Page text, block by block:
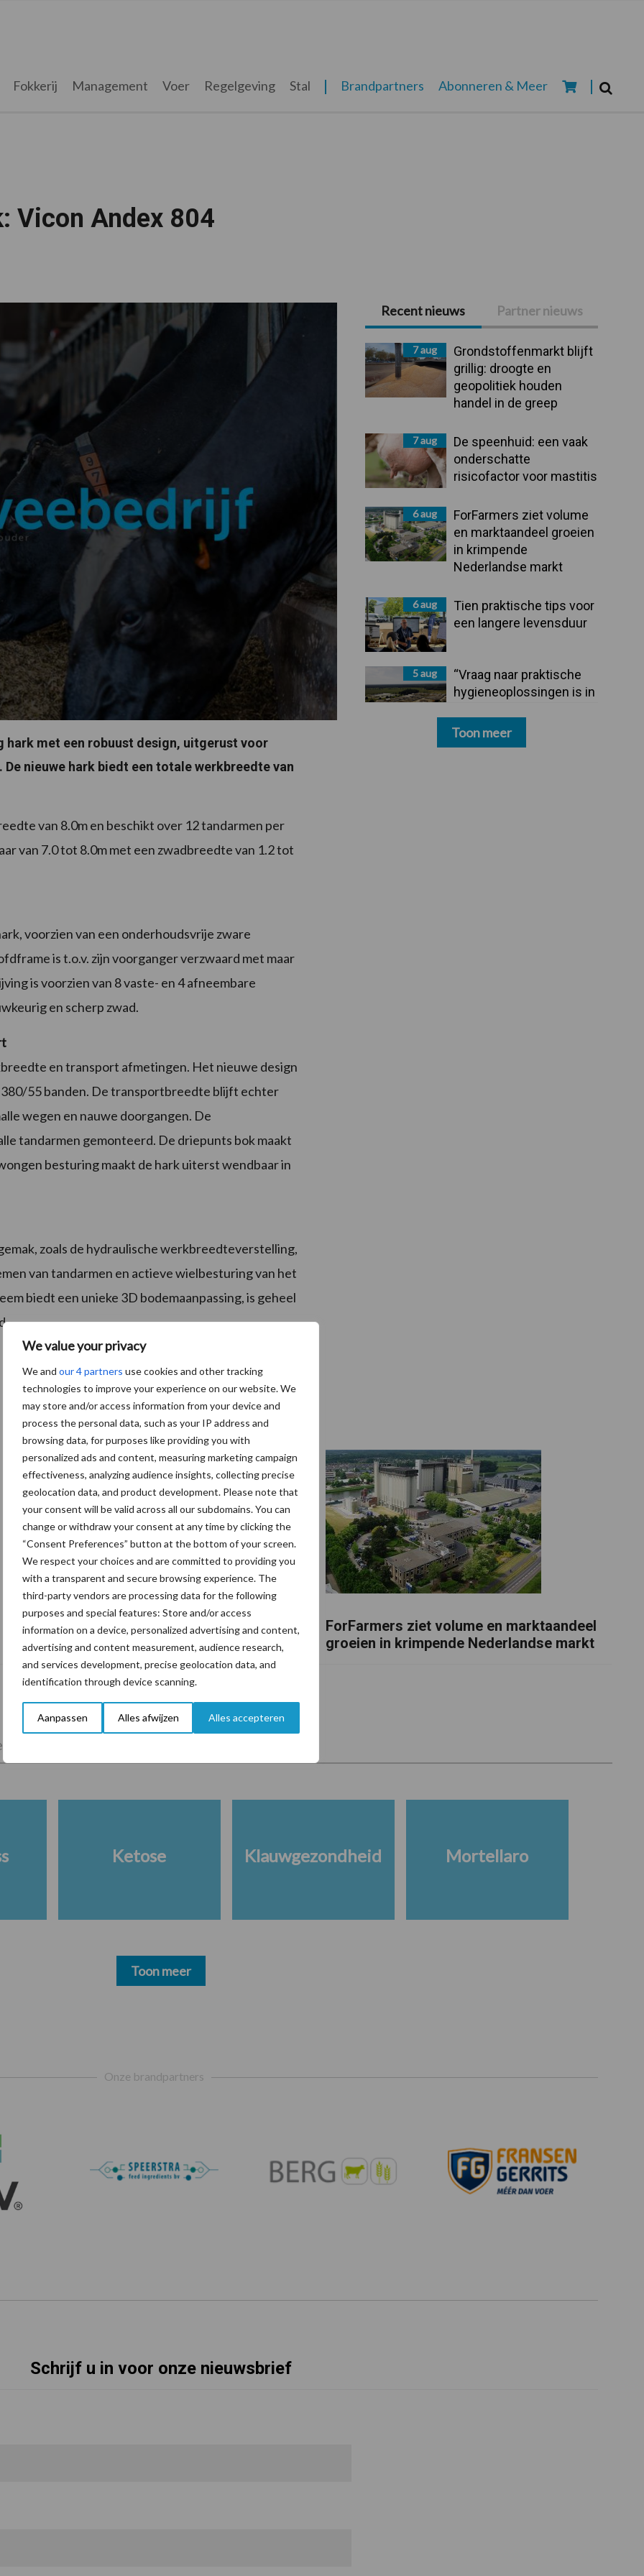
We value your privacy
We and our 4 partners use cookies and other tracking
technologies to improve your experience on our website. We
may store and/or access information from your device and
process the personal data, such as your IP address and
browsing data, for purposes like providing you with
personalized ads and content, measuring marketing campaign
effectiveness, analyzing audience insights, collecting precise
geolocation data, and product development. Please note that
your consent will be valid across all our subdomains. You can
change or withdraw your consent at any time by clicking the
“Consent Preferences” button at the bottom of your screen.
We respect your choices and are committed to providing you
with a transparent and secure browsing experience. The
third-party vendors are processing data for the following
purposes and special features: Store and/or access
information on a device, personalized advertising and content,
advertising and content measurement, audience research,
and services development, precise geolocation data, and
identification through device scanning.
Aanpassen Alles afwijzen Alles accepteren
Fokkerij Management Voer Regelgeving Stal Brandpartners Abonneren & Meer
Vicon Andex 804
met een robuust design, uitgerust voor
nieuwe hark biedt een totale werkbreedte van
van 8.0m en beschikt over 12 tandarmen per
van 7.0 tot 8.0m met een zwadbreedte van 1.2 tot
voorzien van een onderhoudsvrije zware
is t.o.v. zijn voorganger verzwaard met maar
is voorzien van 8 vaste- en 4 afneembare
en scherp zwad.
en transport afmetingen. Het nieuwe design
55 banden. De transportbreedte blijft echter
wegen en nauwe doorgangen. De
tandarmen gemonteerd. De driepunts bok maakt
besturing maakt de hark uiterst wendbaar in
zoals de hydraulische werkbreedteverstelling,
van tandarmen en actieve wielbesturing van het
biedt een unieke 3D bodemaanpassing, is geheel
Primaire
Sidebar
Recent nieuws Partner nieuws
7 aug
Grondstoffenmarkt blijft
grillig: droogte en
geopolitiek houden
handel in de greep
7 aug
De speenhuid: een vaak
onderschatte
risicofactor voor mastitis
6 aug
ForFarmers ziet volume
en marktaandeel groeien
in krimpende
Nederlandse markt
6 aug
Tien praktische tips voor
een langere levensduur
5 aug
“Vraag naar praktische
hygieneoplossingen is in
Toon meer
De speenhuid: een vaak onderschatte
risicofactor voor mastitis
ForFarmers ziet volume en marktaandeel
groeien in krimpende Nederlandse markt
Ketose Klauwgezondheid Mortellaro
Toon meer
Onze brandpartners
Schrijf u in voor onze nieuwsbrief